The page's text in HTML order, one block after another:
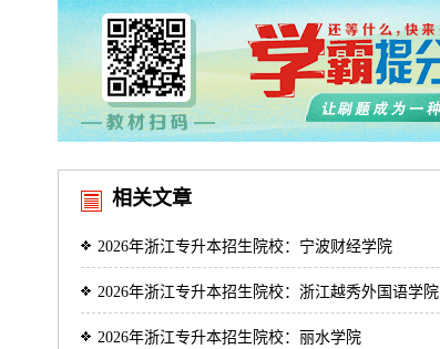
相关文章
2026年浙江专升本招生院校：宁波财经学院
2026年浙江专升本招生院校：浙江越秀外国语学院
2026年浙江专升本招生院校：丽水学院